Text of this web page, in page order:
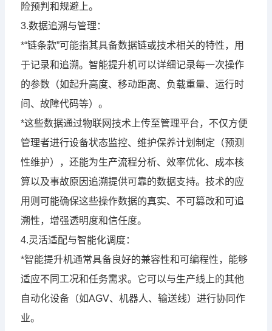
险预判和规避上。
3.数据追溯与管理：
*“链条款”可能指其具备数据链或技术相关的特性，用
于记录和追溯。智能提升机可以详细记录每一次操作
的参数（如起升高度、移动距离、负载重量、运行时
间、故障代码等）。
*这些数据通过物联网技术上传至管理平台，不仅方便
管理者进行设备状态监控、维护保养计划制定（预测
性维护），还能为生产流程分析、效率优化、成本核
算以及事故原因追溯提供可靠的数据支持。技术的应
用则可能确保这些操作数据的真实、不可篡改和可追
溯性，增强透明度和信任度。
4.灵活适配与智能化调度：
*智能提升机通常具备良好的兼容性和可编程性，能够
适应不同工况和任务需求。它可以与生产线上的其他
自动化设备（如AGV、机器人、输送线）进行协同作
业。